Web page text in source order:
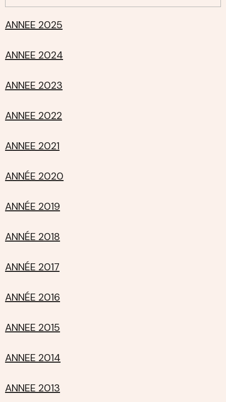
ANNEE 2025
ANNEE 2024
ANNEE 2023
ANNEE 2022
ANNEE 2021
ANNÉE 2020
ANNÉE 2019
ANNÉE 2018
ANNÉE 2017
ANNÉE 2016
ANNEE 2015
ANNEE 2014
ANNEE 2013